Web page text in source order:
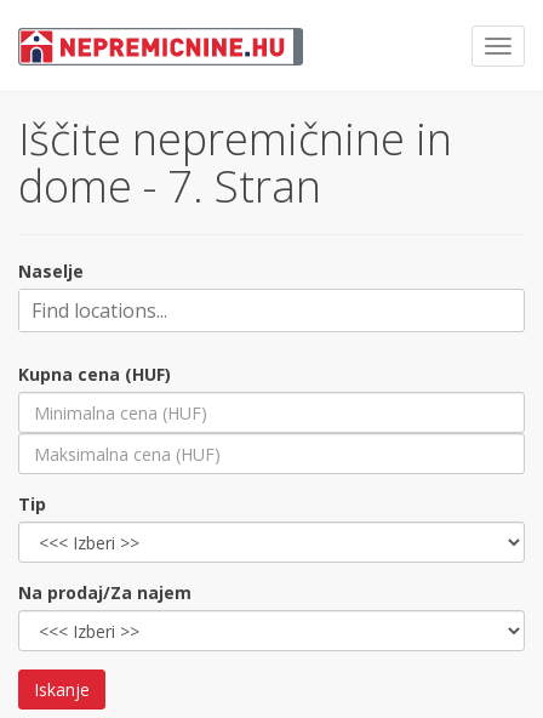
Iščite nepremičnine in
dome - 7. Stran
Naselje
Kupna cena (HUF)
Tip
Na prodaj/Za najem
Iskanje